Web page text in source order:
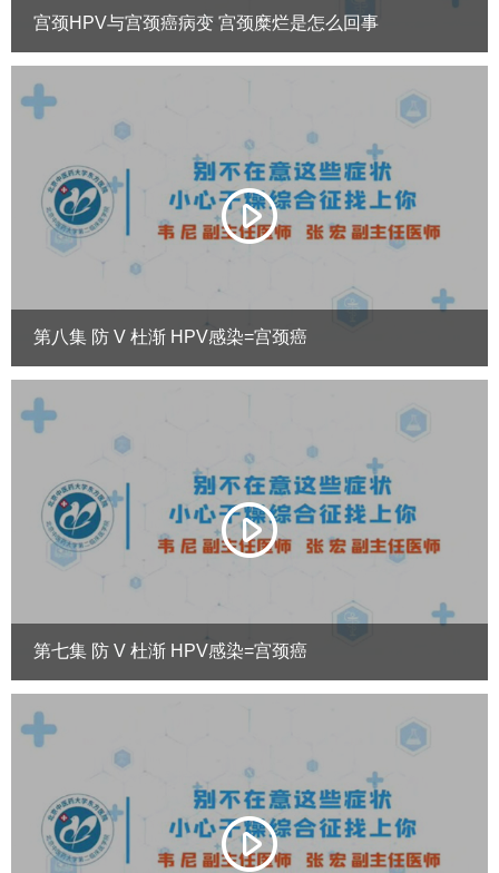
宫颈HPV与宫颈癌病变 宫颈糜烂是怎么回事
第八集 防 V 杜渐 HPV感染=宫颈癌
第七集 防 V 杜渐 HPV感染=宫颈癌